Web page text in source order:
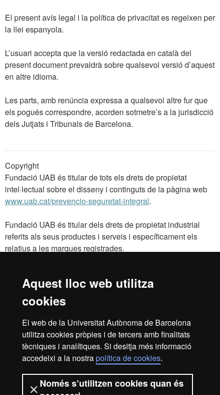
Aquest lloc web utilitza
cookies
El web de la Universitat Autònoma de Barcelona
utilitza cookies pròpies i de tercers amb finalitats
tècniques i analítiques. Si desitja més informació
accedeixi a la nostrapolítica de cookies.
Només s’utilitzen cookies quan és
El present avís legal i la política de privacitat es regeixen per
la llei espanyola.
L’usuari accepta que la versió redactada en català del
present document prevaldrà sobre qualsevol versió d’aquest
en altre idioma.
Les parts, amb renúncia expressa a qualsevol altre fur que
els pogués correspondre, acorden sotmetre’s a la jurisdicció
dels Jutjats i Tribunals de Barcelona.
Copyright
Fundació UAB és titular de tots els drets de propietat
intel·lectual sobre el disseny i continguts de la pàgina web
www.uab.cat/prevencio-seguretat-integral.
Fundació UAB és titular dels drets de propietat industrial
referits als seus productes i serveis i específicament els
relatius a les marques registrades.
Reconeixement internacional de l'excel·lència
HR
Inici Avís legal
Política de privacitat
Protecció de dades Sobre el web
Som una universitat capdavantera que imparteix una